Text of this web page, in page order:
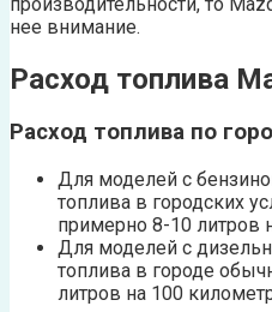
нее внимание.
Расход топлива
Расход топлива по
Для моделей с
топлива в городских
примерно 8-10 литров
Для моделей с
топлива в городе
литров на 100